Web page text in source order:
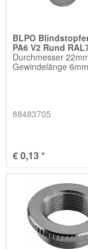
BLPO
PA6 V2 Rund
Durchmesser
Gewindelänge 6mm
88483705
€ 0,13 *